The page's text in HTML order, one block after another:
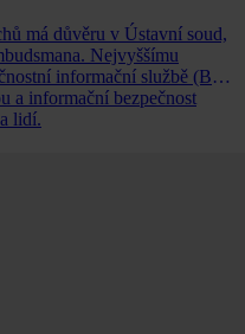
má důvěru v Ústavní soud,
Nejvyššímu
informační službě (BIS)
a informační bezpečnost
lidí.